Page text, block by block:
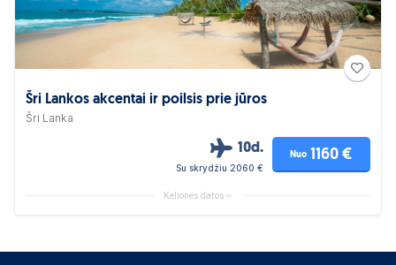
Šri Lankos akcentai ir poilsis prie jūros
Šri Lanka
10d.
Su skrydžiu 2060 €
Nuo 1160 €
Kelionės datos